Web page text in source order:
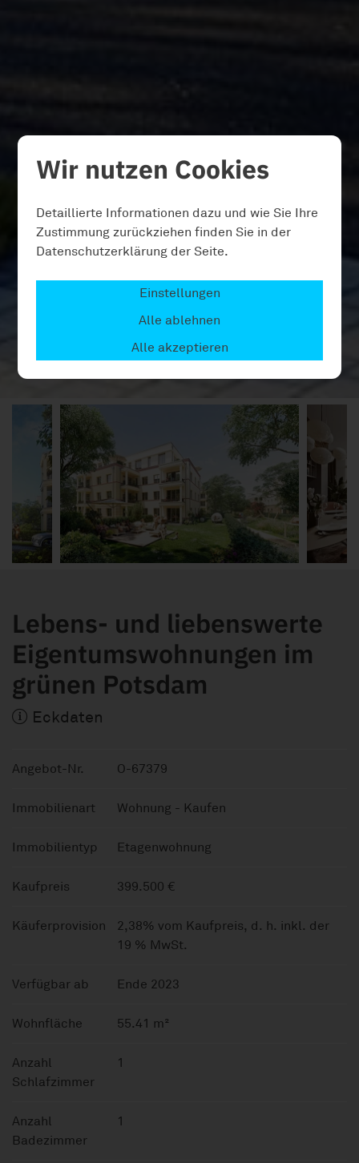
Lebens- und liebenswerte
Eigentumswohnungen im
grünen Potsdam
Eckdaten
Angebot-Nr. O-67379
Immobilienart Wohnung - Kaufen
Immobilientyp Etagenwohnung
Kaufpreis 399.500 €
Käuferprovision
2,38% vom Kaufpreis, d. h. inkl. der
19 % MwSt.
Verfügbar ab Ende 2023
Wohnfläche 55.41 m²
Anzahl
Schlafzimmer
1
Anzahl
Badezimmer
1
Wir nutzen Cookies
Detaillierte Informationen dazu und wie Sie Ihre
Zustimmung zurückziehen finden Sie in der
Datenschutzerklärung der Seite.
Einstellungen
Alle ablehnen
Alle akzeptieren